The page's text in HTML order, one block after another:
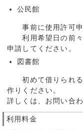
公民館
事前に使用許可申
利用希望日の前々
申請してください。
図書館
初めて借りられる
作りください。
詳しくは、お問い合
利用料金